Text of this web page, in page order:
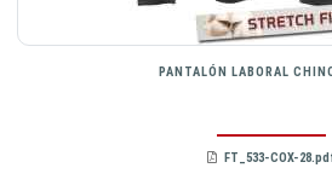
PANTALÓN LABORAL
FT_533-COX-